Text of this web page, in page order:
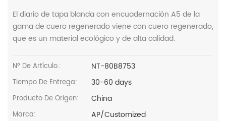
El diario de tapa blanda con encuadernación A5 de la
gama de cuero regenerado viene con cuero regenerado,
que es un material ecológico y de alta calidad.
Nº De Artículo.: NT-80B8753
Tiempo De Entrega: 30-60 days
Producto De Origen: China
Marca: AP/Customized